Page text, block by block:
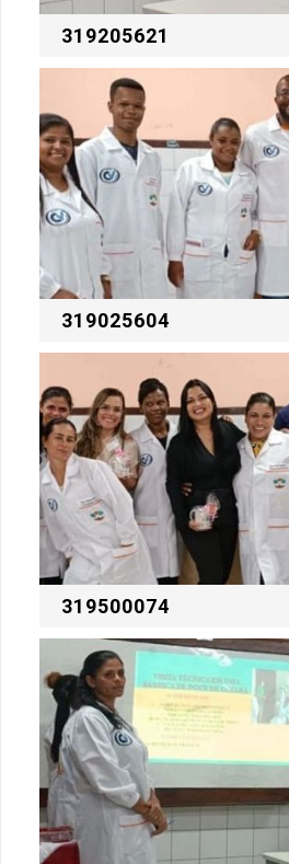
319205621
319025604
319500074